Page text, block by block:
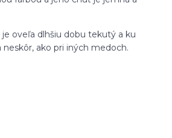
je oveľa dlhšiu dobu tekutý a ku
neskôr, ako pri iných medoch.